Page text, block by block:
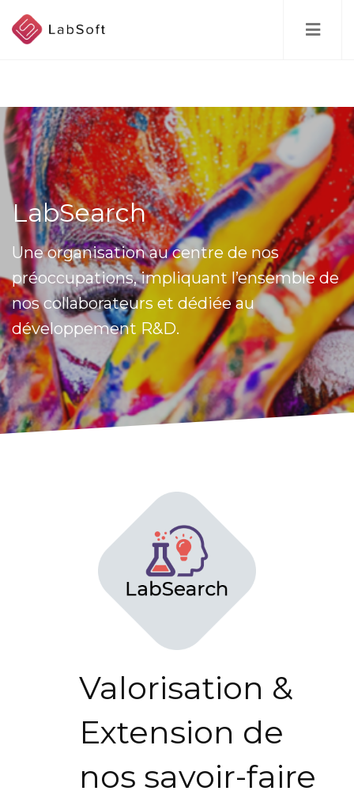
main
LabSearch
Une organisation au centre de nos
préoccupations, impliquant l’ensemble de
nos collaborateurs et dédiée au
développement R&D.​
Valorisation &
Extension ​de
nos savoir-faire